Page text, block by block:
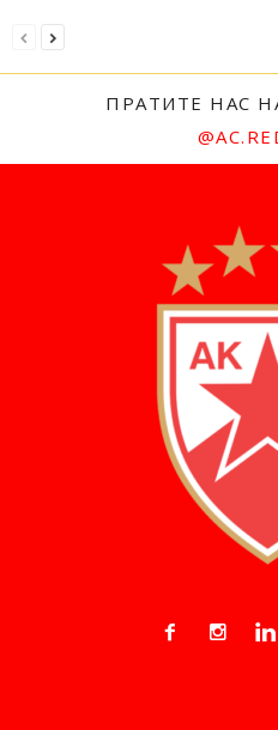
ПРАТИТЕ НАС